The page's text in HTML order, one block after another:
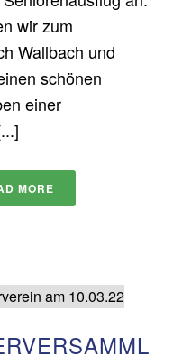
wir zum
Wallbach und
schönen
einer
MORE